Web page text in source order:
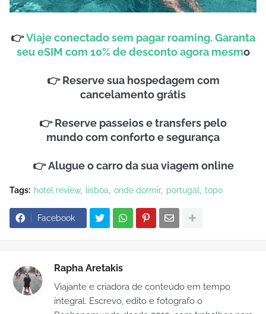
👉Viaje conectado sem pagar roaming. Garanta
seu eSIM com 10% de desconto agora mesmo
👉Reserve sua hospedagem com
cancelamento grátis
👉Reserve passeios e transfers pelo
mundocom conforto e segurança
👉Alugue o carroda sua viagem online
Tags: hotel review lisboa onde dormir portugal topo
Facebook
Rapha Aretakis
Viajante e criadora de conteúdo em tempo
integral. Escrevo, edito e fotografo o